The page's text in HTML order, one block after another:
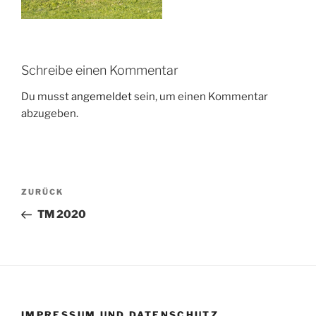
Schreibe einen Kommentar
Du musstangemeldetsein, um einen Kommentar
abzugeben.
Beitragsnavigation
Vorheriger
Beitrag
ZURÜCK
TM 2020